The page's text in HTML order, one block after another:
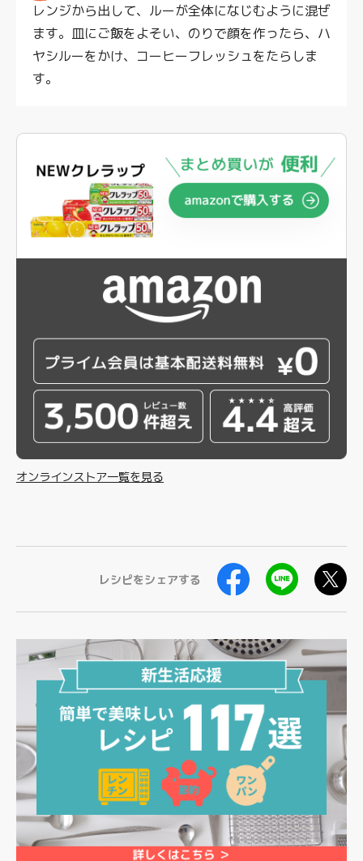
レンジから出して、ルーが全体になじむように混ぜ
ます。皿にご飯をよそい、のりで顔を作ったら、ハ
ヤシルーをかけ、コーヒーフレッシュをたらしま
す。
オンラインストア一覧を見る
レシピをシェアする